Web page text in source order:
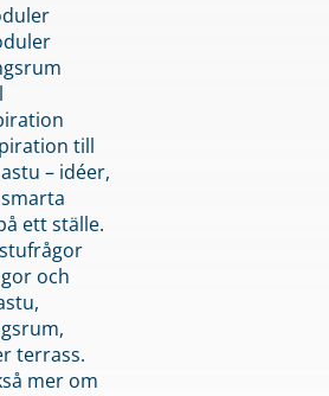
till
– idéer,
ett ställe.
och
terrass.
mer om